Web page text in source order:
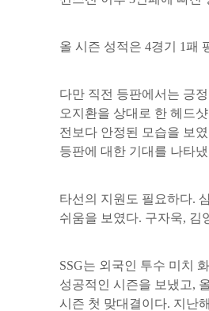
올 시즌 성적은 4경기 1패
다만 직전 등판에서는 긍
오지환을 상대로 한 헤드
전보다 안정된 모습을 보
등판에 대한 기대를 나타
타선의 지원도 필요하다.
쉬움을 보였다. 구자욱, 김
SSG는 외국인 투수 미치
성공적인 시즌을 보냈고,
시즌 첫 맞대결이다. 지난